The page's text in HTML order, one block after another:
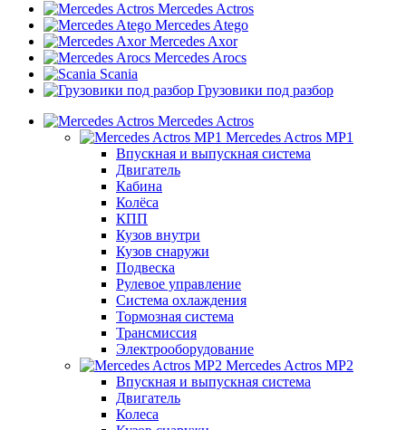
Mercedes Actros
Mercedes Atego
Mercedes Axor
Mercedes Arocs
Scania
Грузовики под разбор
Mercedes Actros
Mercedes Actros MP1
Впускная и выпускная система
Двигатель
Кабина
Колёса
КПП
Кузов внутри
Кузов снаружи
Подвеска
Рулевое управление
Система охлаждения
Тормозная система
Трансмиссия
Электрооборудование
Mercedes Actros MP2
Впускная и выпускная система
Двигатель
Колеса